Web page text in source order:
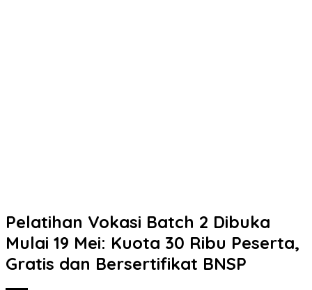
Pelatihan Vokasi Batch 2 Dibuka
Mulai 19 Mei: Kuota 30 Ribu Peserta,
Gratis dan Bersertifikat BNSP